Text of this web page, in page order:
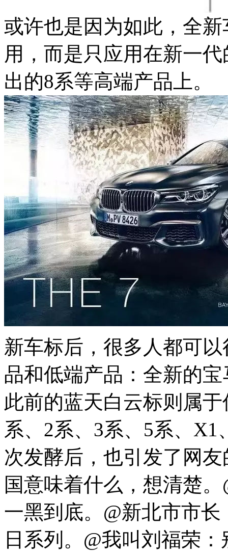
或许也是因为如此，全
用，而是只应用在新一
出的8系等高端产品上。
新车标后，很多人都可
品和低端产品：全新的
此前的蓝天白云标则属
系、2系、3系、5系、
次发酵后，也引发了网
国意味着什么，想清楚
一黑到底。@新北市市
日系列。@我叫刘福荣